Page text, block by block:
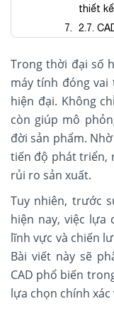
thiết
2.7.
3. Chọn phần
toàn bộ quy
Trong thời đại số
máy tính đóng
hiện đại. Không
còn giúp mô
đời sản phẩm.
tiến độ phát triển,
rủi ro sản xuất.
Tuy nhiên, trước
hiện nay, việc lựa
lĩnh vực và chiến
Bài viết này sẽ
CAD phổ biến
lựa chọn chính